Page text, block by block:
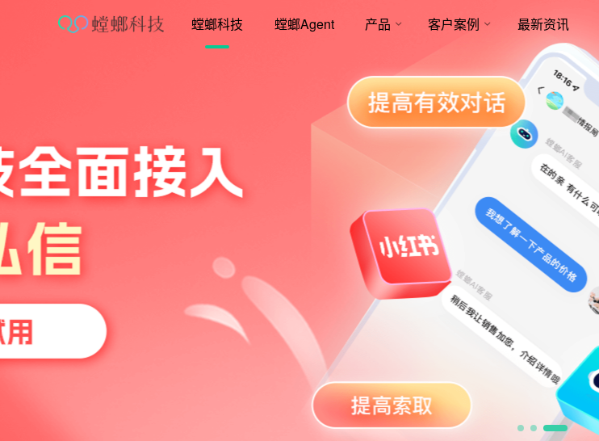
螳螂科技 螳螂Agent 产品 客户案例 最新资讯
营销获客干货大图
教育行业CRM营销引流，高效获客全生命周期营销知识
地图
获取营销资料